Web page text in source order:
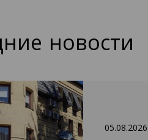
новости
05.08.2026